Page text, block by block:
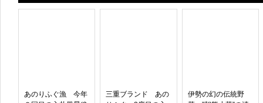
あのりふぐ漁 今年
三重ブランド あの
伊勢の幻の伝統野